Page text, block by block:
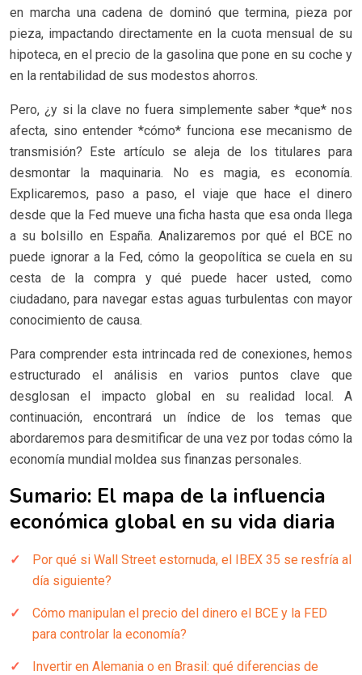
en marcha una cadena de dominó que termina, pieza por
pieza, impactando directamente en la cuota mensual de su
hipoteca, en el precio de la gasolina que pone en su coche y
en la rentabilidad de sus modestos ahorros.
Pero, ¿y si la clave no fuera simplemente saber *que* nos
afecta, sino entender *cómo* funciona ese mecanismo de
transmisión? Este artículo se aleja de los titulares para
desmontar la maquinaria. No es magia, es economía.
Explicaremos, paso a paso, el viaje que hace el dinero
desde que la Fed mueve una ficha hasta que esa onda llega
a su bolsillo en España. Analizaremos por qué el BCE no
puede ignorar a la Fed, cómo la geopolítica se cuela en su
cesta de la compra y qué puede hacer usted, como
ciudadano, para navegar estas aguas turbulentas con mayor
conocimiento de causa.
Para comprender esta intrincada red de conexiones, hemos
estructurado el análisis en varios puntos clave que
desglosan el impacto global en su realidad local. A
continuación, encontrará un índice de los temas que
abordaremos para desmitificar de una vez por todas cómo la
economía mundial moldea sus finanzas personales.
Sumario: El mapa de la influencia
económica global en su vida diaria
Por qué si Wall Street estornuda, el IBEX 35 se resfría al
día siguiente?
Cómo manipulan el precio del dinero el BCE y la FED
para controlar la economía?
Invertir en Alemania o en Brasil: qué diferencias de